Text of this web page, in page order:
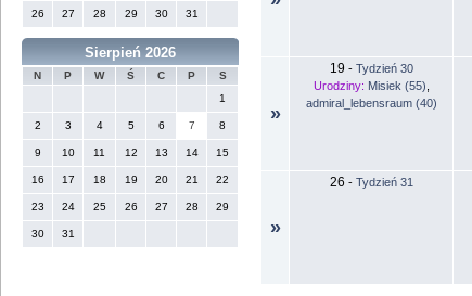
26 27 28 29 30 31
Sierpień 2026
N P W Ś C P
S
1
2 3 4 5 6 7 8
9 10 11 12 13 14 15
16 17 18 19 20 21 22
23 24 25 26 27 28 29
30 31
»
19 - Tydzień 30
Urodziny: Misiek (55)
admiral_lebensraum (40)
»
26 - Tydzień 31